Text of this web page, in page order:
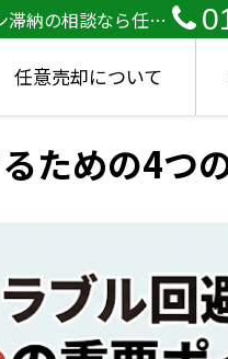
納の相談なら任意
任意売却について
ための4つ